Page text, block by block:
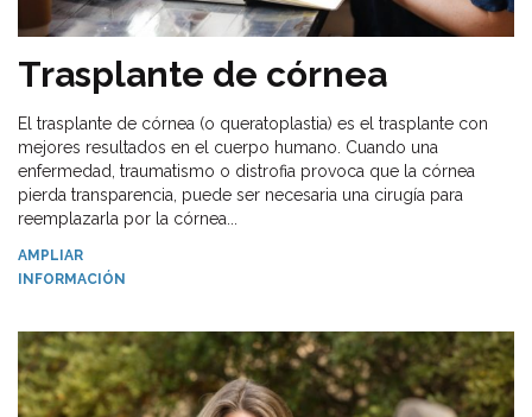
Trasplante de córnea
El trasplante de córnea (o queratoplastia) es el trasplante con
mejores resultados en el cuerpo humano. Cuando una
enfermedad, traumatismo o distrofia provoca que la córnea
pierda transparencia, puede ser necesaria una cirugía para
reemplazarla por la córnea...
AMPLIAR
INFORMACIÓN